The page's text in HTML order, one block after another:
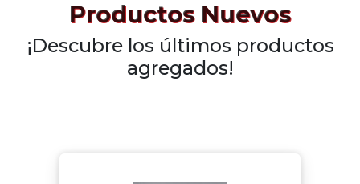
Productos Nuevos
¡Descubre los últimos productos
agregados!